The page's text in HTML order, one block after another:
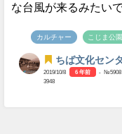
な台風が来るみたい
カルチャー こじま公園
ちば文化セン
2019/10/8 6 年前
- №5908
3948